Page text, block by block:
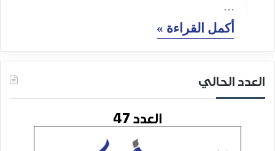
…
أكمل القراءة »
العدد الحالي
العدد 47